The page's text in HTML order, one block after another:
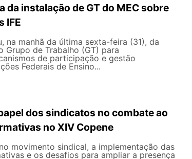
da instalação de GT do MEC sobre
IFE
na manhã da última sexta-feira (31), da
Grupo de Trabalho (GT) para
de participação e gestão
Federais de Ensino...
dos sindicatos no combate ao
no XIV Copene
movimento sindical, a implementação das
e os desafios para ampliar a presença